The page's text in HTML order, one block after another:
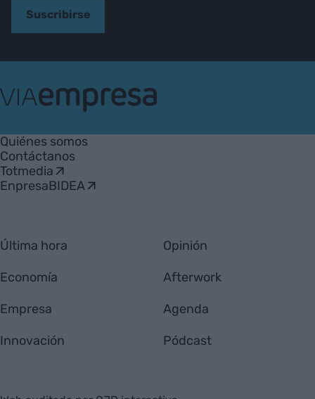
Suscribirse
Empresa
Quiénes somos
Contáctanos
Totmedia
EnpresaBIDEA
Última hora
Economía
Empresa
Innovación
Opinión
Afterwork
Agenda
Pódcast